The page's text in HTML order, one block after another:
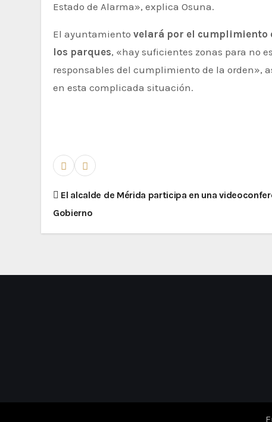
Estado de Alarma», explica Osuna.
El ayuntamiento velará por el cumplimiento
los parques, «hay suficientes zonas para no
responsables del cumplimiento de la orden»,
en esta complicada situación.
El alcalde de Mérida participa en una
Gobierno